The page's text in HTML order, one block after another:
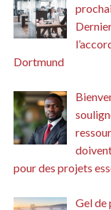
Dortmund
pour des projets
Gel de